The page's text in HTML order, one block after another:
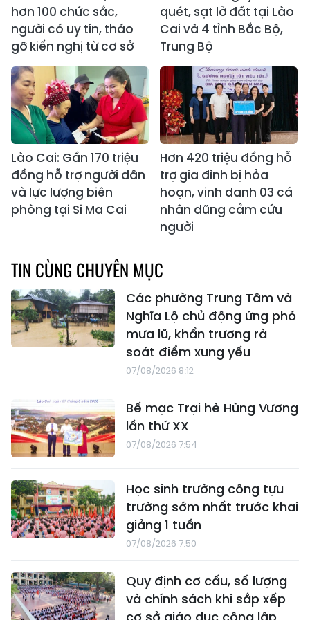
hơn 100 chức sắc,
người có uy tín, tháo
gỡ kiến nghị từ cơ sở
quét, sạt lở đất tại Lào
Cai và 4 tỉnh Bắc Bộ,
Trung Bộ
Lào Cai: Gần 170 triệu
đồng hỗ trợ người dân
và lực lượng biên
phòng tại Si Ma Cai
Hơn 420 triệu đồng hỗ
trợ gia đình bị hỏa
hoạn, vinh danh 03 cá
nhân dũng cảm cứu
người
TIN CÙNG CHUYÊN MỤC
Các phường Trung Tâm và
Nghĩa Lộ chủ động ứng phó
mưa lũ, khẩn trương rà
soát điểm xung yếu
07/08/2026 8:12
Bế mạc Trại hè Hùng Vương
lần thứ XX
07/08/2026 7:54
Học sinh trường công tựu
trường sớm nhất trước khai
giảng 1 tuần
07/08/2026 7:50
Quy định cơ cấu, số lượng
và chính sách khi sắp xếp